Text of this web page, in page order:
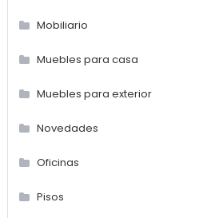
Mobiliario
Muebles para casa
Muebles para exterior
Novedades
Oficinas
Pisos